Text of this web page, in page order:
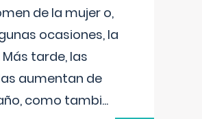
de la mujer o,
ocasiones, la
tarde, las
aumentan de
como tambi...